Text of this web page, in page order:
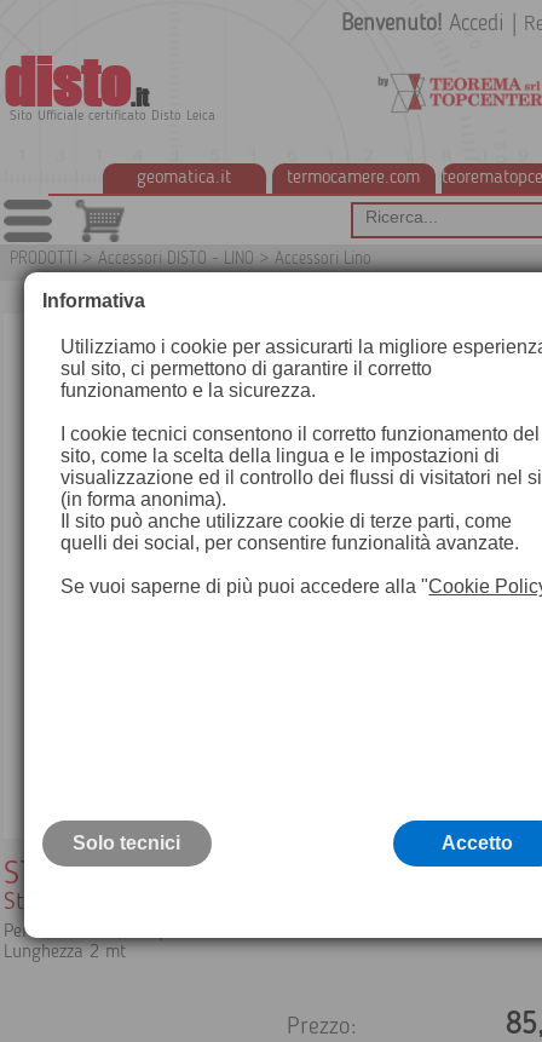
disto.it
Sito Ufficiale certificato Disto Leica
geomatica.it termocamere.com
Benvenuto! Accedi
PRODOTTI > Accessori DISTO - LINO > Accessori Lino
STL2L
Stadia telescopica a zero variabile
Per livelli laser, compatibile con tutti i ricevitori
Lunghezza 2 mt
Prezzo:
Informativa
Utilizziamo i cookie per assicurarti la migliore
sul sito, ci permettono di garantire il corretto
funzionamento e la sicurezza.
I cookie tecnici consentono il corretto funzionamento del
sito, come la scelta della lingua e le impostazioni di
visualizzazione ed il controllo dei flussi di visitatori nel
(in forma anonima).
Il sito può anche utilizzare cookie di terze parti, come
quelli dei social, per consentire funzionalità avanzate.
Se vuoi saperne di più puoi accedere alla "Cookie
Solo tecnici Accetto